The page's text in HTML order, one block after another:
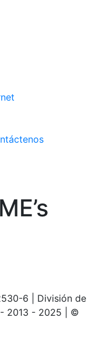
6 | División de
- 2013 - 2025 | ©